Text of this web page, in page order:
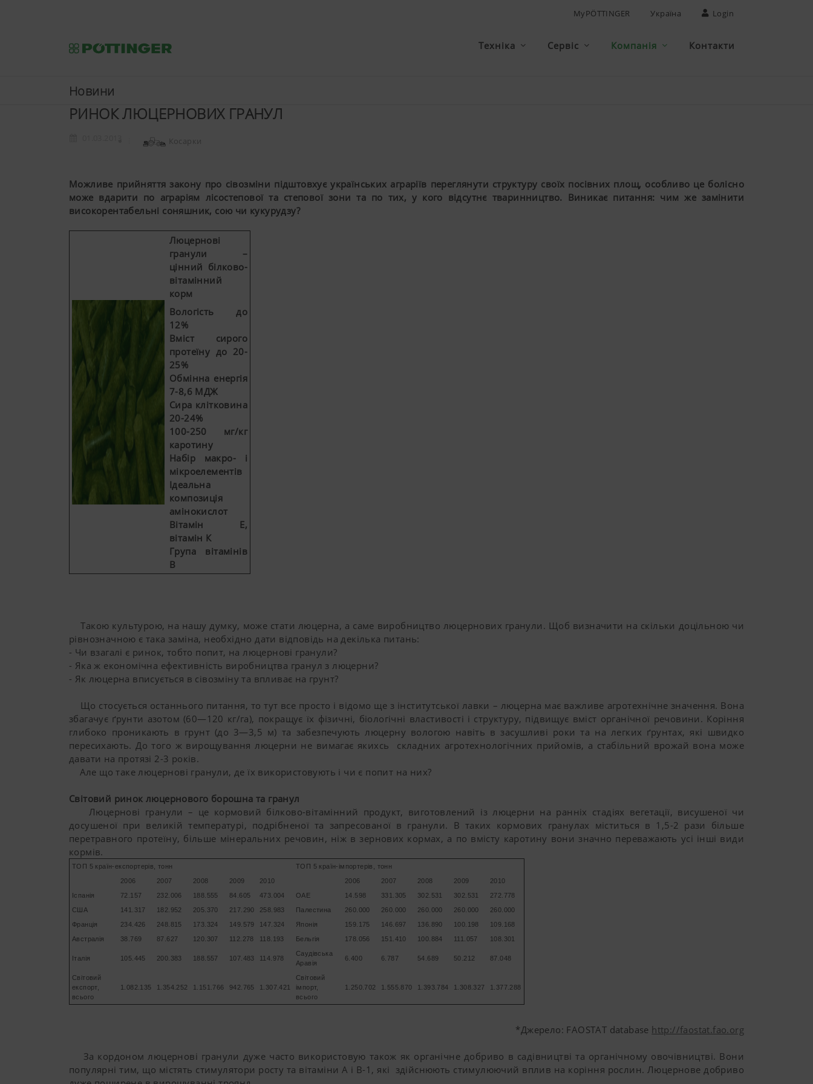
MyPÖTTINGER Україна Login
Техніка Сервіс Компанія Контакти
Новини
РИНОК ЛЮЦЕРНОВИХ ГРАНУЛ
Косарки
Можливе прийняття закону про сівозміни підштовхує українських аграріїв переглянути структуру своїх посівних площ, особливо це болісно
може вдарити по аграріям лісостепової та степової зони та по тих, у кого відсутнє тваринництво. Виникає питання: чим же замінити
високорентабельні соняшник, сою чи кукурудзу?
Люцернові
гранули –
цінний білково-
вітамінний
корм
Вологість до
12%
Вміст сирого
протеїну до 20-
25%
Обмінна енергія
7-8,6 МДЖ
Сира клітковина
20-24%
100-250 мг/кг
каротину
Набір макро- і
мікроелементів
Ідеальна
композиція
амінокислот
Вітамін Е,
вітамін К
Група вітамінів
В
Такою культурою, на нашу думку, може стати люцерна, а саме виробництво люцернових гранули. Щоб визначити на скільки доцільною чи
рівнозначною є така заміна, необхідно дати відповідь на декілька питань:
- Чи взагалі є ринок, тобто попит, на люцернові гранули?
- Яка ж економічна ефективність виробництва гранул з люцерни?
- Як люцерна вписується в сівозміну та впливає на грунт?
Що стосується останнього питання, то тут все просто і відомо ще з інститутської лавки – люцерна має важливе агротехнічне значення. Вона
збагачує ґрунти азотом (60—120 кг/га), покращує їх фізичні, біологічні властивості і структуру, підвищує вміст органічної речовини. Коріння
глибоко проникають в грунт (до 3—3,5 м) та забезпечують люцерну вологою навіть в засушливі роки та на легких ґрунтах, які швидко
пересихають. До того ж вирощування люцерни не вимагає якихсь складних агротехнологічних прийомів, а стабільний врожай вона може
давати на протязі 2-3 років.
Але що таке люцернові гранули, де їх використовують і чи є попит на них?
Світовий ринок люцернового борошна та гранул
Люцернові гранули – це кормовий білково-вітамінний продукт, виготовлений із люцерни на ранніх стадіях вегетації, висушеної чи
досушеної при великій температурі, подрібненої та запресованої в гранули. В таких кормових гранулах міститься в 1,5-2 рази більше
перетравного протеїну, більше мінеральних речовин, ніж в зернових кормах, а по вмісту каротину вони значно переважають усі інші види
кормів.
ТОП 5 країн-експортерів, тонн
ТОП 5 країн-імпортерів, тонн
2006
2007 2008 2009 2010 2006 2007 2008 2009
2010
Іспанія
72.157 232.006 188.555 84.605 473.004 ОАЕ 14.598 331.305 302.531 302.531
272.778
США
141.317 182.952 205.370 217.290 258.983 Палестина 260.000 260.000 260.000 260.000
260.000
Франція
234.426 248.815 173.324 149.579 147.324 Японія 159.175 146.697 136.890 100.198
109.168
Австралія
38.769 87.627 120.307 112.278 118.193 Бельгія 178.056 151.410 100.884 111.057 108.301
Італія 105.445 200.383 188.557 107.483 114.978
Саудівська
Аравія
6.400 6.787 54.689 50.212 87.048
Світовий
експорт,
всього
1.082.135 1.354.252 1.151.766 942.765 1.307.421
Світовий
імпорт,
всього
1.250.702 1.555.870 1.393.784 1.308.327 1.377.288
*Джерело: FAOSTAT database http://faostat.fao.org
За кордоном люцернові гранули дуже часто використовую також як органічне добриво в садівництві та органічному овочівництві. Вони
популярні тим, що містять стимулятори росту та вітаміни A і B-1, які здійснюють стимулюючий вплив на коріння рослин. Люцернове добриво